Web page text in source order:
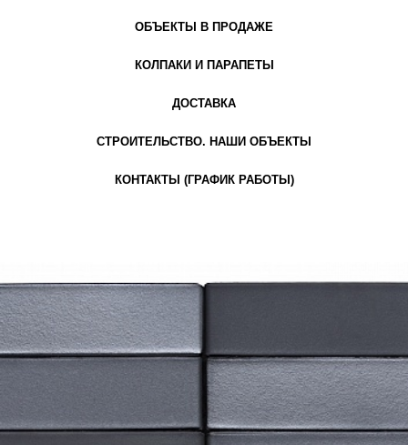
ОБЪЕКТЫ В ПРОДАЖЕ
КОЛПАКИ И ПАРАПЕТЫ
ДОСТАВКА
СТРОИТЕЛЬСТВО. НАШИ ОБЪЕКТЫ
КОНТАКТЫ (ГРАФИК РАБОТЫ)